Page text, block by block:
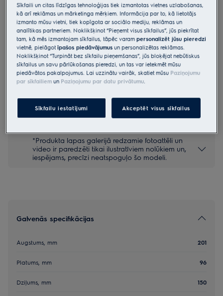
EHM3300
Mikser „Love Your Day“
4.9 (128)
Priekšrocības
Radiet savu garšu, izmantojot 5 ātrumus
Drošības norādījumi un drošības brīdinājumi saskaņā ar ES
regulu 2023/988 ir norādīti lietotāja rokasgrāmatā. Lai
nodrošinātu drošu produkta lietošanu, izlasiet pilnu lietotāja
*Produkta lapas galerijā redzamie fotoattēli un
video ir paredzēti tikai ilustratīviem nolūkiem un,
iespējams, precīzi neatspoguļo šo modeli.
Galvenās specifikācijas
Augstums, mm 201
Platums, mm 96
Dziļums, mm 150
Sīkfaili un citas līdzīgas tehnoloģijas tiek izmantotas vietnes uzlabošanas,
kā arī reklāmas un mārketinga mērķiem. Informācija par to, kā lietotājs
izmanto mūsu vietni, tiek kopīgota ar sociālo mediju, reklāmas un
analītikas partneriem. Noklikšķinot “Pieņemt visus sīkfailus”, jūs piekrītat
tam, kā mēs izmantojam sīkfailus, tāpēc varampersonalizēt jūsu pieredzi
vietnē, pielāgotīpašos piedāvājumus un personalizētas reklāmas.
Noklikšķinot “Turpināt bez sīkfailu pieņemšanas”, jūs bloķējat nebūtiskus
sīkfailus un savu pārlūkošanas pieredzi, un tas var ietekmēt mūsu
piedāvātos pakalpojumus. Lai uzzinātu vairāk, skatiet mūsu Paziņojumu
par sīkfailiem un Paziņojumu par datu privātumu
Sīkfailu iestatījumi Akceptēt visus sīkfailus